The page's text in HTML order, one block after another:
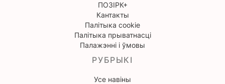
ПОЗІРК+
Кантакты
Палітыка cookie
Палітыка прыватнасці
Палажэнні і ўмовы
РУБРЫКІ
Усе навіны